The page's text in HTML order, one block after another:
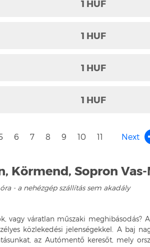
1 HUF
1 HUF
1 HUF
1 HUF
6 7 8 9 10 11 Next
Körmend, Sopron
- a nehézgép szállítás sem akadály
vagy váratlan műszaki
közlekedési jelenségekkel. A baj
az Autómentő keresőt, mely